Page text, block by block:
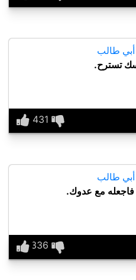
أبي طالب
تسترح.
أبي طالب
مع عدوك.